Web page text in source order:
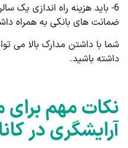
6- باید هزینه راه اندازی یک
ضمانت های بانکی به همراه
شما با داشتن مدارک بالا می
داشته باشید.
نکات مهم
آرایشگری در